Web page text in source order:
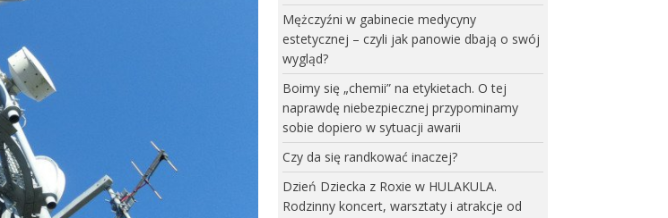
Mężczyźni w gabinecie medycyny
estetycznej – czyli jak panowie dbają o swój
wygląd?
Boimy się „chemii” na etykietach. O tej
naprawdę niebezpiecznej przypominamy
sobie dopiero w sytuacji awarii
Czy da się randkować inaczej?
Dzień Dziecka z Roxie w HULAKULA.
Rodzinny koncert, warsztaty i atrakcje od